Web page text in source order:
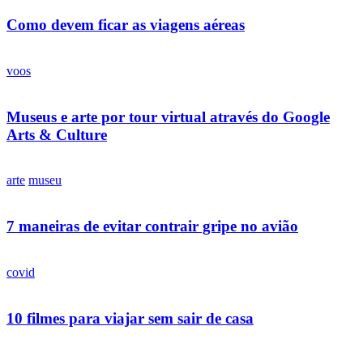
Como devem ficar as viagens aéreas
voos
Museus e arte por tour virtual através do Google
Arts & Culture
arte museu
7 maneiras de evitar contrair gripe no avião
covid
10 filmes para viajar sem sair de casa